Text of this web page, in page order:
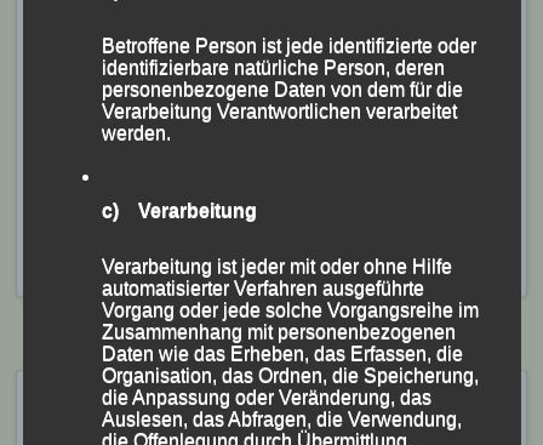
Das erfolgreiche LG-Sextett (v.li.) Peter Schneider,
Gaby Kopfinger, Martina Schneider, Martha Weber,
Foto: KS
VeröffentlichtinAktuelles|Markiert mit
Sauwald-Trail,Schardenberg,Stefanie Auer
„Team-Stundenlauf“, Ried im
Betroffene Person ist jede identifizierte oder
identifizierbare natürliche Person, deren
personenbezogene Daten von dem für die
Verarbeitung Verantwortlichen verarbeitet
werden.
c) Verarbeitung
Verarbeitung ist jeder mit oder ohne Hilfe
automatisierter Verfahren ausgeführte
Vorgang oder jede solche Vorgangsreihe im
Zusammenhang mit personenbezogenen
Daten wie das Erheben, das Erfassen, die
Organisation, das Ordnen, die Speicherung,
die Anpassung oder Veränderung, das
Auslesen, das Abfragen, die Verwendung,
die Offenlegung durch Übermittlung,